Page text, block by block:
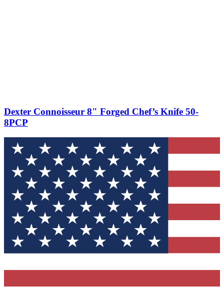
Dexter Connoisseur 8" Forged Chef’s Knife 50-
8PCP